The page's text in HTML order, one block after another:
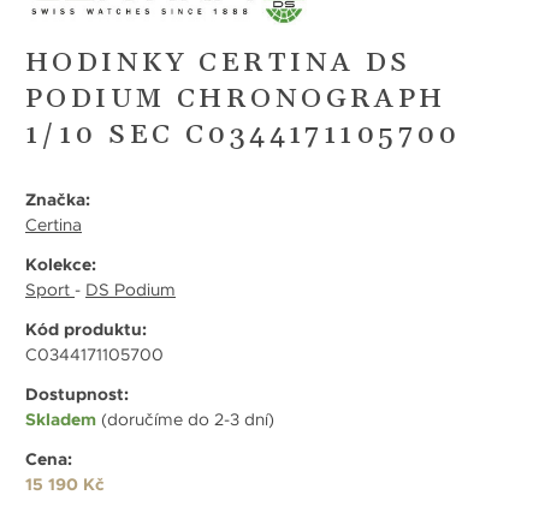
HODINKY CERTINA DS
PODIUM CHRONOGRAPH
1/10 SEC C0344171105700
Značka:
Certina
Kolekce:
Sport - DS Podium
Kód produktu:
C0344171105700
Dostupnost:
Skladem (doručíme do 2-3 dní)
Cena:
15 190 Kč